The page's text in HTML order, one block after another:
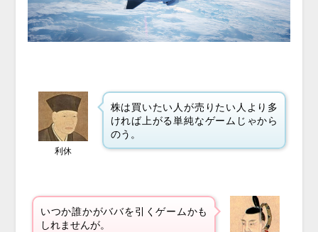
利休
株は買いたい人が売りたい人より多
ければ上がる単純なゲームじゃから
のう。
いつか誰かがババを引くゲームかも
しれませんが。